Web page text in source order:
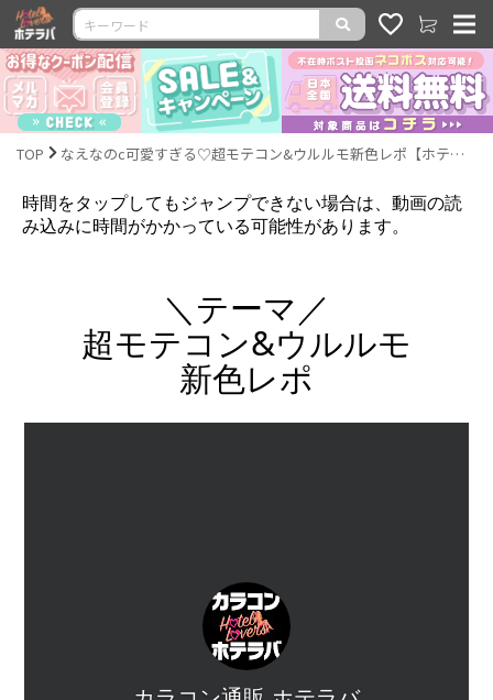
TOP なえなのc可愛すぎる♡超モテコン&ウルルモ新色レポ【ホテラバカラコンレポLIVE】
時間をタップしてもジャンプできない場合は、動画の読
み込みに時間がかかっている可能性があります。
＼テーマ／
超モテコン&ウルルモ
新色レポ